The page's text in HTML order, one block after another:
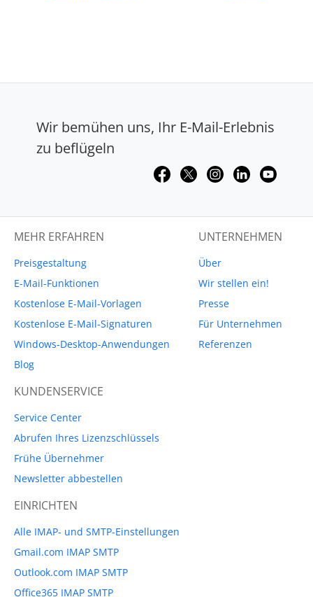
Wir bemühen uns, Ihr E-Mail-Erlebnis
zu beflügeln
MEHR ERFAHREN
Preisgestaltung
E-Mail-Funktionen
Kostenlose E-Mail-Vorlagen
Kostenlose E-Mail-Signaturen
Windows-Desktop-Anwendungen
Blog
UNTERNEHMEN
Über
Wir stellen ein!
Presse
Für Unternehmen
Referenzen
KUNDENSERVICE
Service Center
Abrufen Ihres Lizenzschlüssels
Frühe Übernehmer
Newsletter abbestellen
EINRICHTEN
Alle IMAP- und SMTP-Einstellungen
Gmail.com IMAP SMTP
Outlook.com IMAP SMTP
Office365 IMAP SMTP